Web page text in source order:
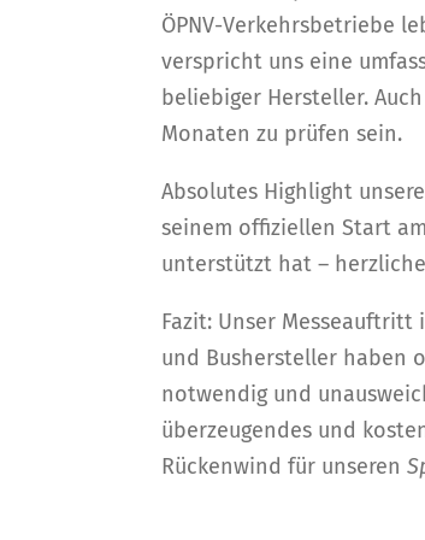
ÖPNV-Verkehrsbetriebe
verspricht uns eine
beliebiger Hersteller.
Monaten zu prüfen sein.
Absolutes Highlight
seinem offiziellen Start
unterstützt hat –
Fazit: Unser
und Bushersteller haben
notwendig und
überzeugendes und
Rückenwind für unseren